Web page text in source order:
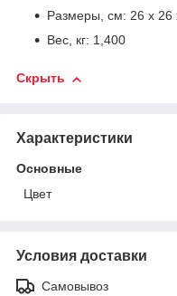
Размеры, см: 26 х 26
Вес, кг: 1,400
Скрыть
Характеристики
Основные
Цвет
Условия доставки
Самовывоз